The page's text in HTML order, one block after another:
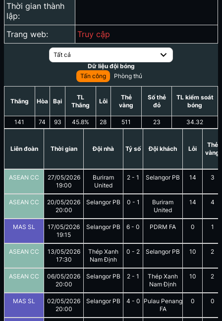
Thời gian thành
lập:
Trang web:
Truy cập
Tất cả
Dữ liệu đội bóng
Tấn công
Phòng thủ
Thắng
141
Hòa
74
Bại
93
TL
Thắng
45.8%
Lỗi
28
Thẻ
vàng
511
Số thẻ
đỏ
23
TL kiểm soát
bóng
34.32
Liên đoàn Thời gian Đội nhà Tỷ số Đội khách Lỗi
Thẻ
vàng
ASEAN CC
27/05/2026
19:00
Buriram
United
2 - 1 Selangor PB 14 3
ASEAN CC
20/05/2026
20:00
Selangor PB 0 - 1
Buriram
United
14 4
MAS SL
17/05/2026
19:15
Selangor PB 6 - 0 PDRM FA 0 1
ASEAN CC
13/05/2026
17:30
Thép Xanh
Nam Định
0 - 2 Selangor PB 10 2
ASEAN CC
06/05/2026
20:00
Selangor PB 2 - 1
Thép Xanh
Nam Định
10 2
MAS SL
02/05/2026
20:00
Selangor PB 4 - 0 Pulau Penang
FA
0 0